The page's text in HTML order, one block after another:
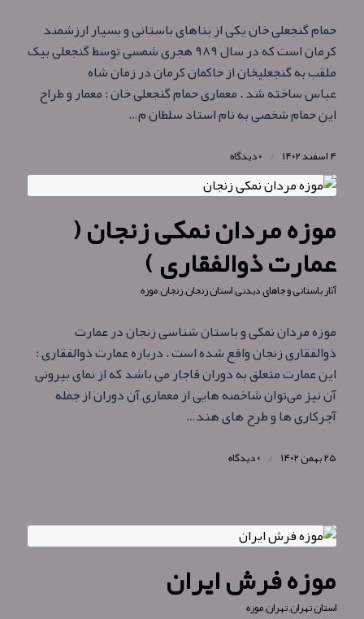
حمام گنجعلی خان یکی از بناهای باستانی و بسیار ارزشمند
کرمان است که در سال ۹۸۹ هجری شمسی توسط گنجعلی بیک
ملقب به گنجعلیخان از حاکمان کرمان در زمان شاه
عباس ساخته شد . معماری حمام گنجعلی خان : معمار و طراح
این حمام شخصی به‌ نام استاد سلطان م…
۴ اسفند ۱۴۰۲ / ۰ دیدگاه
موزه مردان نمکی زنجان (
عمارت ذوالفقاری )
آثار باستانی و جاهای دیدنی,استان زنجان,زنجان,موزه
موزه مردان نمکی و باستان شناسی زنجان در عمارت
ذوالفقاری زنجان واقع شده است . درباره عمارت ذوالفقاری :
این عمارت متعلق به دوران قاجار می باشد که از نمای بیرونی
آن نیز می‌توان شاخصه هایی از معماری آن دوران از جمله
آجرکاری‌ ها و طرح‌ های هند…
۲۵ بهمن ۱۴۰۲ / ۰ دیدگاه
موزه فرش ایران
استان تهران,تهران,موزه